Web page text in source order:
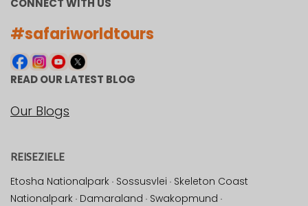
CONNECT WITH US
#safariworldtours
READ OUR LATEST BLOG
Our Blogs
REISEZIELE
Etosha Nationalpark · Sossusvlei · Skeleton Coast
Nationalpark · Damaraland · Swakopmund ·